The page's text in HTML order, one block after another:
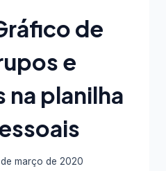
de
e
planilha
março de 2020